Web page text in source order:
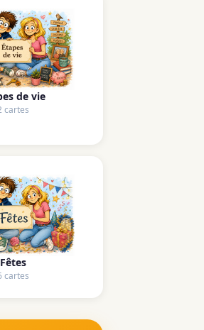
de vie
cartes
Fêtes
cartes